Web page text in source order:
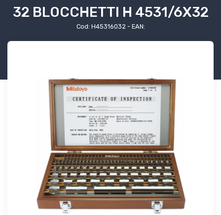
32 BLOCCHETTI H 4531/6X32
Cod: H45316032 - EAN: